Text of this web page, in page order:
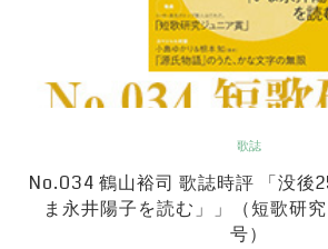
歌誌
No.034 鶴山裕司 歌誌時評 「没後
ま永井陽子を読む」」（短歌研
号）